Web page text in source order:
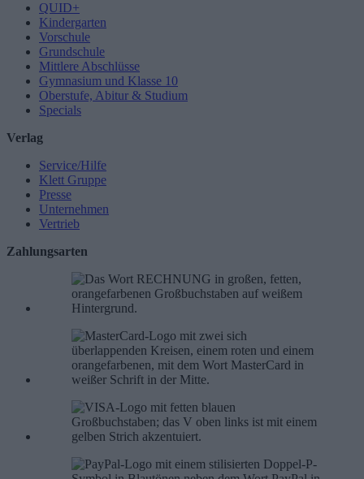
QUID+
Kindergarten
Vorschule
Grundschule
Mittlere Abschlüsse
Gymnasium und Klasse 10
Oberstufe, Abitur & Studium
Specials
Verlag
Service/Hilfe
Klett Gruppe
Presse
Unternehmen
Vertrieb
Zahlungsarten